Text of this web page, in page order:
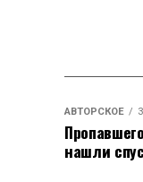
АВТОРСКОЕ
нашли